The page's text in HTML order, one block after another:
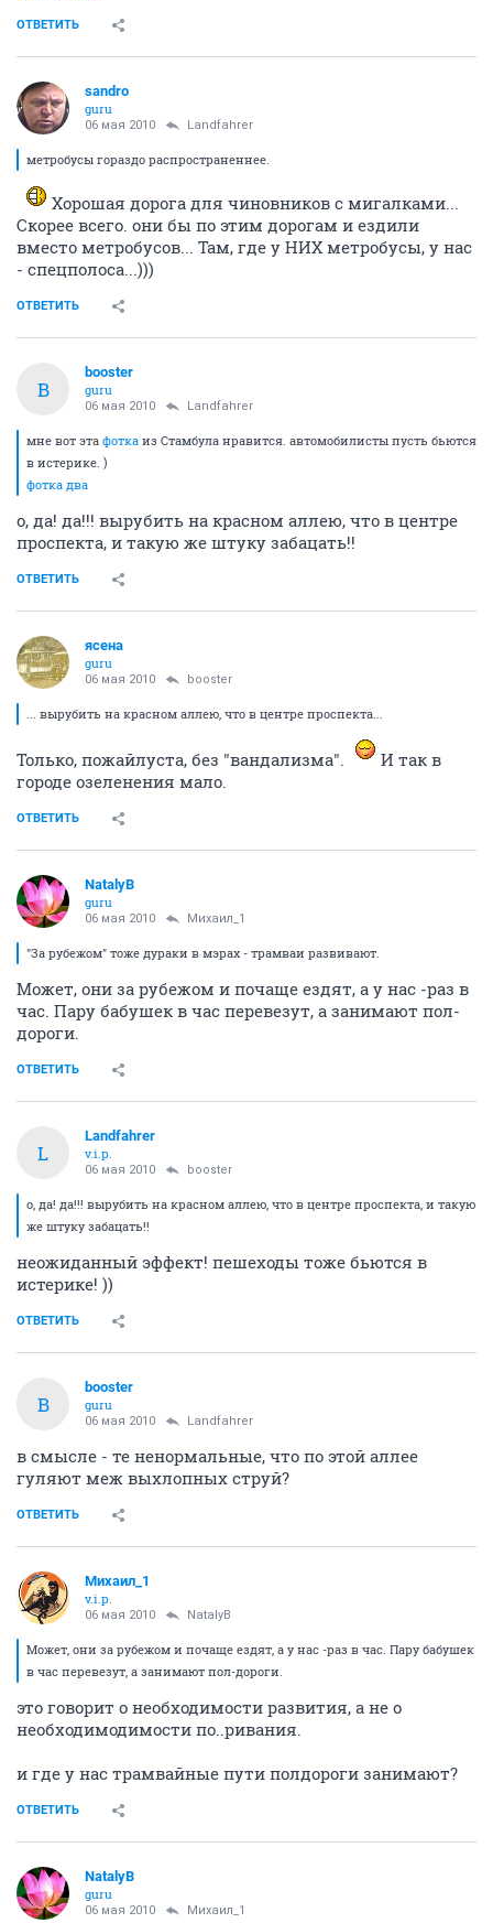
ОТВЕТИТЬ
sandro
guru
06 мая 2010 Landfahrer
метробусы гораздо распространеннее.
Хорошая дорога для чиновников с мигалками...
Скорее всего. они бы по этим дорогам и ездили
вместо метробусов... Там, где у НИХ метробусы, у нас
- спецполоса...)))
ОТВЕТИТЬ
B
bооster
guru
06 мая 2010 Landfahrer
мне вот эта фотка из Стамбула нравится. автомобилисты пусть бьются
в истерике. )
фотка два
о, да! да!!! вырубить на красном аллею, что в центре
проспекта, и такую же штуку забацать!!
ОТВЕТИТЬ
ясена
guru
06 мая 2010 bооster
... вырубить на красном аллею, что в центре проспекта...
Только, пожайлуста, без "вандализма".
И так в
городе озеленения мало.
ОТВЕТИТЬ
NatalyB
guru
06 мая 2010 Михаил_1
"За рубежом" тоже дураки в мэрах - трамваи развивают.
Может, они за рубежом и почаще ездят, а у нас -раз в
час. Пару бабушек в час перевезут, а занимают пол-
дороги.
ОТВЕТИТЬ
L
Landfahrer
v.i.p.
06 мая 2010 bооster
о, да! да!!! вырубить на красном аллею, что в центре проспекта, и такую
же штуку забацать!!
неожиданный эффект! пешеходы тоже бьются в
истерике! ))
ОТВЕТИТЬ
B
bооster
guru
06 мая 2010 Landfahrer
в смысле - те ненормальные, что по этой аллее
гуляют меж выхлопных струй?
ОТВЕТИТЬ
Михаил_1
v.i.p.
06 мая 2010 NatalyB
Может, они за рубежом и почаще ездят, а у нас -раз в час. Пару бабушек
в час перевезут, а занимают пол-дороги.
это говорит о необходимости развития, а не о
необходимодимости по..ривания.
и где у нас трамвайные пути полдороги занимают?
ОТВЕТИТЬ
NatalyB
guru
06 мая 2010 Михаил_1